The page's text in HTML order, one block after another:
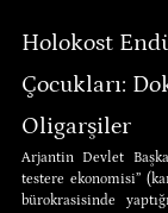
Holokost
Çocukları:
Oligarşiler
Arjantin Devlet
testere ekonomisi”
bürokrasisinde